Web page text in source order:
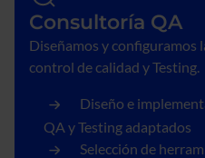
Consultoría QA
Diseñamos y configuramos
control de calidad y Testing.
Diseño e
QA y Testing adaptados
Selección de